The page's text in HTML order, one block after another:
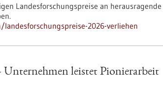
Landesforschungspreise an herausragende
2026-verliehen
Unternehmen leistet Pionierarbeit